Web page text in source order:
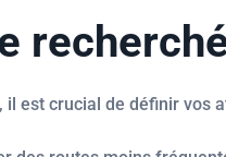
il est crucial de définir vos